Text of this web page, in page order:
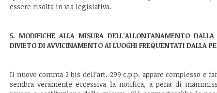
essere risolta in via legislativa.
5. MODIFICHE ALLA MISURA DELL’ALLONTANAMENTO
DIVIETO DI AVVICINAMENTO AI LUOGHI FREQUENTATI DALLA
Il nuovo comma 2 bis dell’art. 299 c.p.p. appare complesso e
sembra veramente eccessiva la notifica, a pena di